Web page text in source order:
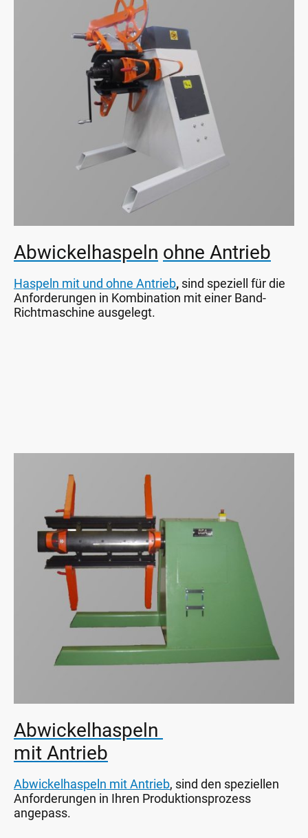
Abwickelhaspeln ohne Antrieb
Haspeln mit und ohne Antrieb, sind speziell für die
Anforderungen in Kombination mit einer Band-
Richtmaschine ausgelegt.
Abwickelhaspeln
mit Antrieb
Abwickelhaspeln mit Antrieb, sind den speziellen
Anforderungen in Ihren Produktionsprozess
angepass.